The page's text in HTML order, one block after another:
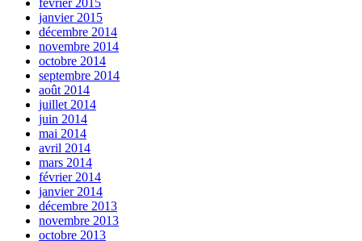
janvier 2015
décembre 2014
novembre 2014
octobre 2014
septembre 2014
août 2014
juillet 2014
juin 2014
mai 2014
avril 2014
mars 2014
février 2014
janvier 2014
décembre 2013
novembre 2013
octobre 2013